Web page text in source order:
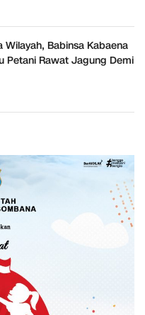
Wilayah, Babinsa Kabaena
Petani Rawat Jagung Demi